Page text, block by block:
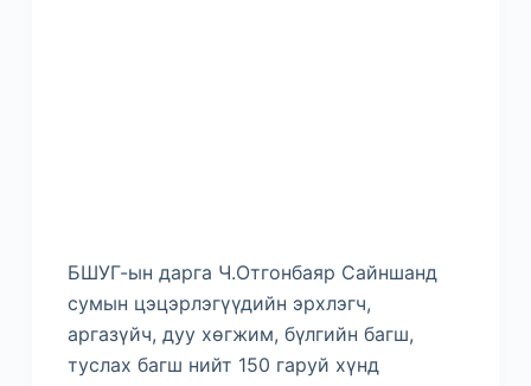
БШУГ-ын дарга Ч.Отгонбаяр Сайншанд
сумын цэцэрлэгүүдийн эрхлэгч,
аргазүйч, дуу хөгжим, бүлгийн багш,
туслах багш нийт 150 гаруй хүнд